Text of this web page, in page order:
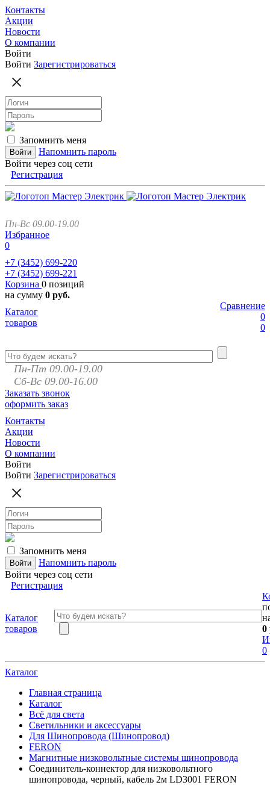
Контакты
Акции
Новости
О компании
Войти
Войти Зарегистрироваться
Запомнить меня
Напомнить пароль
Войти через соц сети
Регистрация
Пн-Вс 09.00-19.00
Избранное
0
+7 (3452) 699-220
+7 (3452) 699-221
Корзина 0 позиций
на сумму 0 руб.
Сравнение
0
0
Каталог
товаров
Пн-Пт 09.00-19.00
Сб-Вс 09.00-16.00
Заказать звонок
оформить заказ
Контакты
Акции
Новости
О компании
Войти
Войти Зарегистрироваться
Запомнить меня
Напомнить пароль
Войти через соц сети
Регистрация
Каталог
товаров
0
0
Каталог
Главная страница
Каталог
Всё для света
Светильники и аксессуары
Для Шинопровода (Шинопровод)
FERON
Магнитные низковольтные системы шинопровода
Соединитель-коннектор для низковольтного
шинопровода, черный, кабель 2м LD3001 FERON